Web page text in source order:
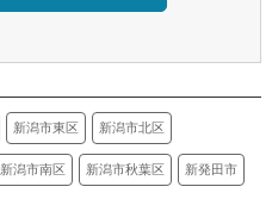
新潟市東区 新潟市北区
新潟市南区 新潟市秋葉区 新発田市